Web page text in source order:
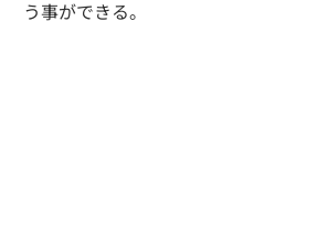
う事ができる。